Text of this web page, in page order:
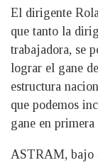
El dirigente
que tanto la
trabajadora, se
lograr el gane
estructura
que podemos
gane en
ASTRAM, bajo